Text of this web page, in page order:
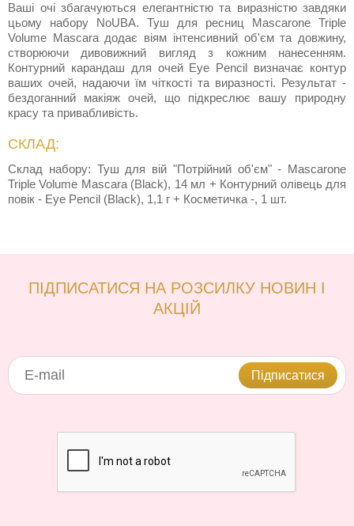
Ваші очі збагачуються елегантністю та виразністю завдяки
цьому набору NoUBA. Туш для ресниц Mascarone Triple
Volume Mascara додає віям інтенсивний об'єм та довжину,
створюючи дивовижний вигляд з кожним нанесенням.
Контурний карандаш для очей Eye Pencil визначає контур
ваших очей, надаючи їм чіткості та виразності. Результат -
бездоганний макіяж очей, що підкреслює вашу природну
красу та привабливість.
СКЛАД:
Склад набору: Туш для вій "Потрійний об'єм" - Mascarone
Triple Volume Mascara (Black), 14 мл + Контурний олівець для
повік - Eye Pencil (Black), 1,1 г + Косметичка -, 1 шт.
ПІДПИСАТИСЯ НА РОЗСИЛКУ НОВИН І
АКЦІЙ
Підписатися